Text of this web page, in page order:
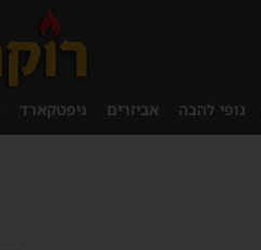
גופי להבה אביזרים גיפטקארד